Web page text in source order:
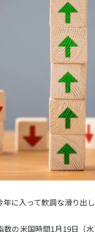
に入って軟調な滑り出し
の米国時間1月19日（